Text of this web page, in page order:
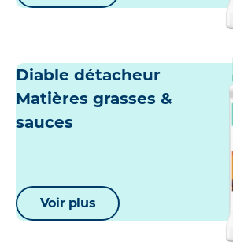
Diable détacheur
Matières grasses &
sauces
Voir plus